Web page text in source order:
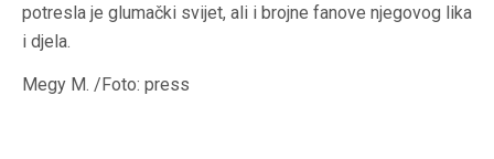
potresla je glumački svijet, ali i brojne fanove njegovog lika
i djela.
Megy M. /Foto: press